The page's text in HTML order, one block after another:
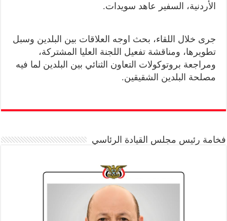
الأردنية، السفير عاهد سويدات.
جرى خلال اللقاء، بحث اوجه العلاقات بين البلدين وسبل
تطويرها، ومناقشة تفعيل اللجنة العليا المشتركة،
ومراجعة بروتوكولات التعاون الثنائي بين البلدين لما فيه
مصلحة البلدين الشقيقين.
فخامة رئيس مجلس القيادة الرئاسي